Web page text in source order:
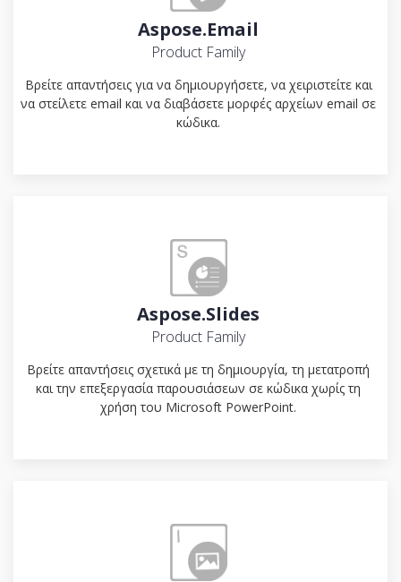
Aspose.Email
Product Family
Βρείτε απαντήσεις για να δημιουργήσετε, να χειριστείτε και
να στείλετε email και να διαβάσετε μορφές αρχείων email σε
κώδικα.
Aspose.Slides
Product Family
Βρείτε απαντήσεις σχετικά με τη δημιουργία, τη μετατροπή
και την επεξεργασία παρουσιάσεων σε κώδικα χωρίς τη
χρήση του Microsoft PowerPoint.